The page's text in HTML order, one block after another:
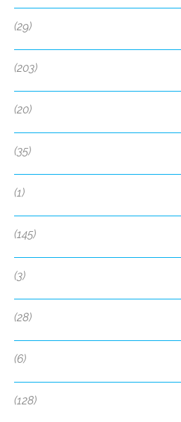
(29)
(203)
(20)
(35)
(1)
(145)
(3)
(28)
(6)
(128)